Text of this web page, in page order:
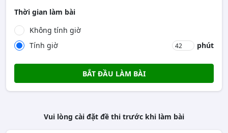
Thời gian làm bài
Không tính giờ
Tính giờ
phút
BẮT ĐẦU LÀM BÀI
Vui lòng cài đặt đề thi trước khi làm bài